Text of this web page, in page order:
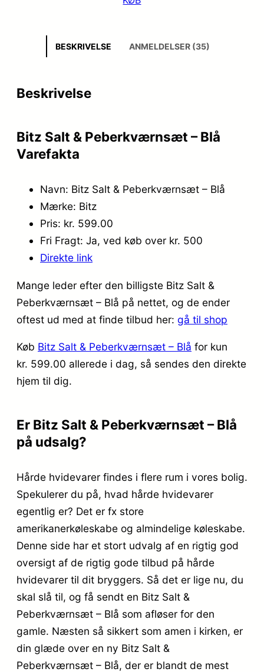
BESKRIVELSE ANMELDELSER (35)
Beskrivelse
Bitz Salt & Peberkværnsæt – Blå
Varefakta
Navn: Bitz Salt & Peberkværnsæt – Blå
Mærke: Bitz
Pris: kr. 599.00
Fri Fragt: Ja, ved køb over kr. 500
Direkte link
Mange leder efter den billigste Bitz Salt &
Peberkværnsæt – Blå på nettet, og de ender
oftest ud med at finde tilbud her: gå til shop
Køb Bitz Salt & Peberkværnsæt – Blå for kun
kr. 599.00 allerede i dag, så sendes den direkte
hjem til dig.
Er Bitz Salt & Peberkværnsæt – Blå
på udsalg?
Hårde hvidevarer findes i flere rum i vores bolig.
Spekulerer du på, hvad hårde hvidevarer
egentlig er? Det er fx store
amerikanerkøleskabe og almindelige køleskabe.
Denne side har et stort udvalg af en rigtig god
oversigt af de rigtig gode tilbud på hårde
hvidevarer til dit bryggers. Så det er lige nu, du
skal slå til, og få sendt en Bitz Salt &
Peberkværnsæt – Blå som afløser for den
gamle. Næsten så sikkert som amen i kirken, er
din glæde over en ny Bitz Salt &
Peberkværnsæt – Blå, der er blandt de mest